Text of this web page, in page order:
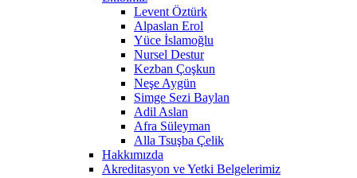
Levent Öztürk
Alpaslan Erol
Yüce İslamoğlu
Nursel Destur
Kezban Çoşkun
Neşe Aygün
Simge Sezi Baylan
Adil Aslan
Afra Süleyman
Alla Tsuşba Çelik
Hakkımızda
Akreditasyon ve Yetki Belgelerimiz